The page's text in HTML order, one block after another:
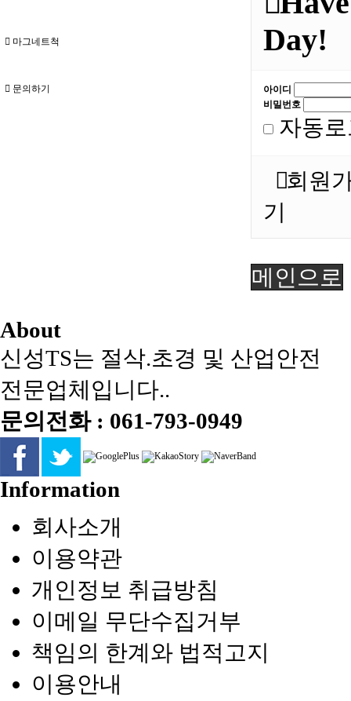
마그네트척
문의하기
Day!
아이디
비밀번호
자동
회원
기
메인으로
About
신성TS는 절삭.초경 및 산업안전
전문업체입니다..
문의전화 : 061-793-0949
Information
회사소개
이용약관
개인정보 취급방침
이메일 무단수집거부
책임의 한계와 법적고지
이용안내